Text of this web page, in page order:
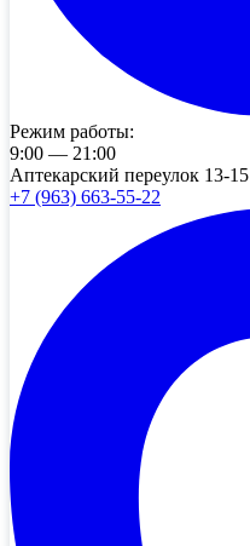
Режим работы:
9:00 — 21:00
Аптекарский переулок 13-15
+7 (963) 663-55-22